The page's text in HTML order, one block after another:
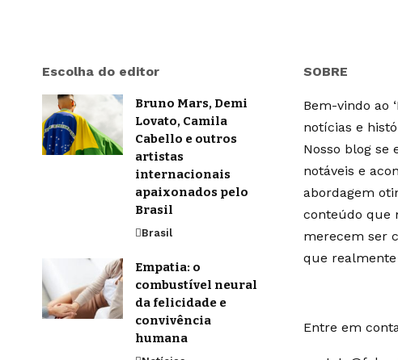
Escolha do editor
Bruno Mars, Demi
Lovato, Camila
Cabello e outros
artistas
internacionais
apaixonados pelo
Brasil
Brasil
Empatia: o
combustível neural
da felicidade e
convivência
humana
SOBRE
Bem-vindo ao
notícias e
Nosso blog se
notáveis e
abordagem
conteúdo que
merecem ser
que
Entre em